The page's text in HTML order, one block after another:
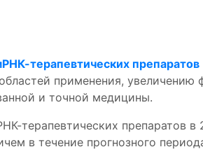
терапевтических препаратов
применения, увеличению
и точной медицины.
терапевтических препаратов
в течение прогнозного